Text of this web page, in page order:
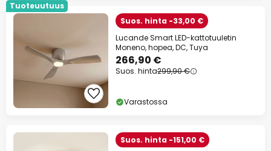
Tuoteuutuus
Suos. hinta -33,00 €
Lucande Smart LED-kattotuuletin
Moneno, hopea, DC, Tuya
266,90 €
Suos. hinta299,90 €
Varastossa
Suos. hinta -151,00 €